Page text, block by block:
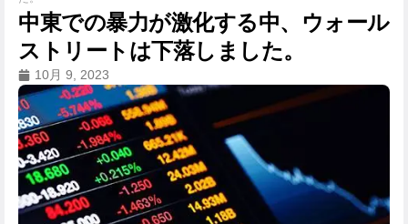
中東での暴力が激化する中、ウォール
ストリートは下落しました。
10月 9, 2023